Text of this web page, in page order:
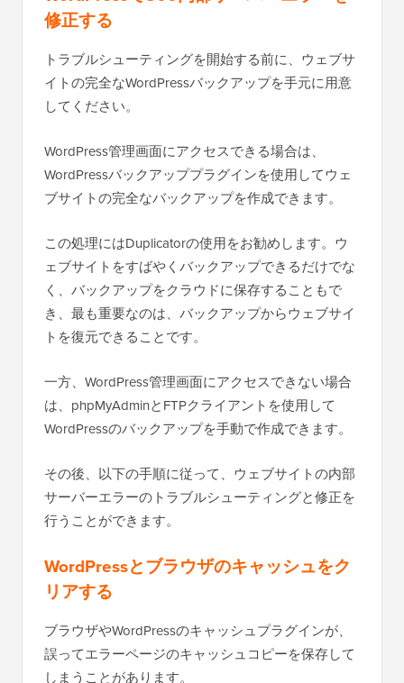
修正する
トラブルシューティングを開始する前に、ウェブサ
イトの完全なWordPressバックアップを手元に用意
してください。
WordPress管理画面にアクセスできる場合は、
WordPressバックアッププラグインを使用してウェ
ブサイトの完全なバックアップを作成できます。
この処理にはDuplicatorの使用をお勧めします。ウ
ェブサイトをすばやくバックアップできるだけでな
く、バックアップをクラウドに保存することもで
き、最も重要なのは、バックアップからウェブサイ
トを復元できることです。
一方、WordPress管理画面にアクセスできない場合
は、phpMyAdminとFTPクライアントを使用して
WordPressのバックアップを手動で作成できます。
その後、以下の手順に従って、ウェブサイトの内部
サーバーエラーのトラブルシューティングと修正を
行うことができます。
WordPressとブラウザのキャッシュをク
リアする
ブラウザやWordPressのキャッシュプラグインが、
誤ってエラーページのキャッシュコピーを保存して
しまうことがあります。